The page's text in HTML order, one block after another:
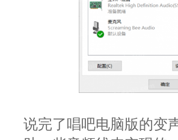
说完了唱吧电脑版的变